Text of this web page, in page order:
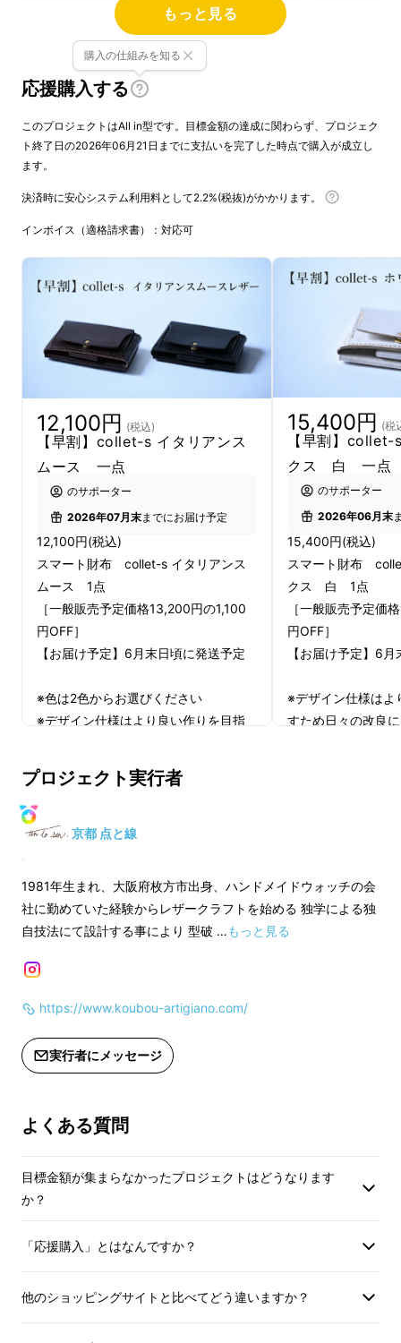
もっと見る
応援購入する
購入の仕組みを知る
このプロジェクトはAll in型です。目標金額の達成に関わらず、プロジェク
ト終了日の2026年06月21日までに支払いを完了した時点で購入が成立し
ます。
決済時に安心システム利用料として2.2%(税抜)がかかります。
インボイス（適格請求書）：対応可
12,100円 (税込)
【早割】collet-s イタリアンス
ムース 一点
のサポーター
2026年07月末までにお届け予定
12,100円(税込)
スマート財布 collet-s イタリアンス
ムース 1点
［一般販売予定価格13,200円の1,100
円OFF］
【お届け予定】6月末日頃に発送予定
※色は2色からお選びください
※デザイン仕様はより良い作りを目指
合がありますので予めご了承ください
※輸入皮革になりますので材料の入荷
に時間がかかることがあります 最善
を尽くして仕入れ 製作をいたしますが
れる場合があります
（適格請求書発行事業者登録番号の記
Makuakeメッセージにて実行者に直接
15,400円 (税
【早割】collet-
クス 白 一点
のサポーター
2026年06月末
15,400円(税込)
スマート財布
クス 白 1点
［一般販売予定価
円OFF］
【お届け予定】6
※デザイン仕様はよ
すため日々の改良
プロジェクト実行者
京都 点と線
1981年生まれ、大阪府枚方市出身、ハンドメイドウォッチの会
社に勤めていた経験からレザークラフトを始める 独学による独
自技法にて設計する事により 型破 …もっと見る
https://www.koubou-artigiano.com/
実行者にメッセージ
よくある質問
目標金額が集まらなかったプロジェクトはどうなります
か？
「応援購入」とはなんですか？
他のショッピングサイトと比べてどう違いますか？